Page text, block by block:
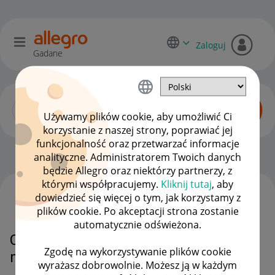
Używamy plików cookie, aby umożliwić Ci
korzystanie z naszej strony, poprawiać jej
funkcjonalność oraz przetwarzać informacje
analityczne. Administratorem Twoich danych
będzie Allegro oraz niektórzy partnerzy, z
którymi współpracujemy. Kliknij tutaj, aby
dowiedzieć się więcej o tym, jak korzystamy z
plików cookie. Po akceptacji strona zostanie
automatycznie odświeżona.
Zgodę na wykorzystywanie plików cookie
wyrażasz dobrowolnie. Możesz ją w każdym
Gadane
Zaloguj
Początkujący sprzedawcy OPCJE
Czy zamknięcie sklepu będzie
miało wpływ na wypłatę środków?
WSZYSTKIE TEMATY